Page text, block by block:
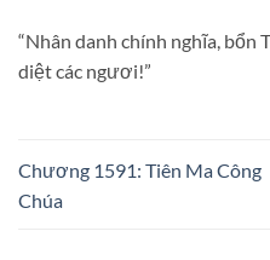
“Nhân danh chính nghĩa, bổn
diệt các ngươi!”
Chương 1591: Tiên Ma Công
Chúa